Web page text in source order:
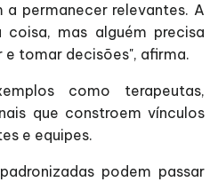
permanecer relevantes. A
mas alguém precisa
e tomar decisões", afirma.
como terapeutas,
que constroem vínculos
e equipes.
podem passar